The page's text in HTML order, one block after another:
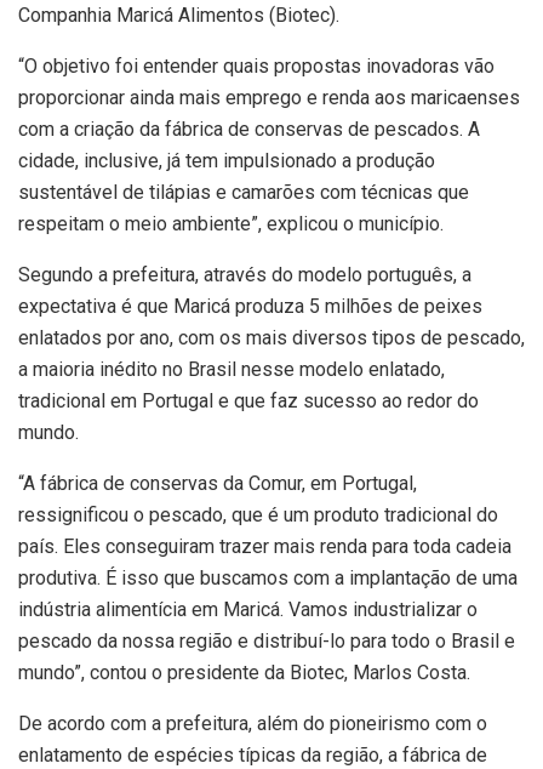
Companhia Maricá Alimentos (Biotec).
“O objetivo foi entender quais propostas inovadoras vão
proporcionar ainda mais emprego e renda aos maricaenses
com a criação da fábrica de conservas de pescados. A
cidade, inclusive, já tem impulsionado a produção
sustentável de tilápias e camarões com técnicas que
respeitam o meio ambiente”, explicou o município.
Segundo a prefeitura, através do modelo português, a
expectativa é que Maricá produza 5 milhões de peixes
enlatados por ano, com os mais diversos tipos de pescado,
a maioria inédito no Brasil nesse modelo enlatado,
tradicional em Portugal e que faz sucesso ao redor do
mundo.
“A fábrica de conservas da Comur, em Portugal,
ressignificou o pescado, que é um produto tradicional do
país. Eles conseguiram trazer mais renda para toda cadeia
produtiva. É isso que buscamos com a implantação de uma
indústria alimentícia em Maricá. Vamos industrializar o
pescado da nossa região e distribuí-lo para todo o Brasil e
mundo”, contou o presidente da Biotec, Marlos Costa.
De acordo com a prefeitura, além do pioneirismo com o
enlatamento de espécies típicas da região, a fábrica de